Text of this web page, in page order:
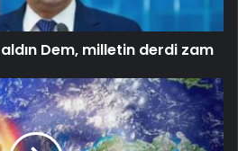
Dem, milletin derdi zam